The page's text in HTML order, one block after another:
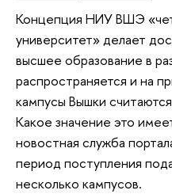
Концепция НИУ ВШЭ
университет» делает
высшее образование в
распространяется и на
кампусы Вышки
Какое значение это
новостная служба
период поступления
несколько кампусов.